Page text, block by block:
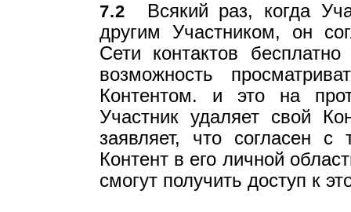
7.2 Всякий раз, когда
другим Участником, он
Сети контактов
возможность
Контентом. и это на
Участник удаляет свой
заявляет, что согласен
Контент в его личной
смогут получить доступ к